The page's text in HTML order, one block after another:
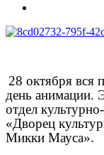
Image
28 октября вся
день анимации.
отдел
«Дворец
Микки Мауса».